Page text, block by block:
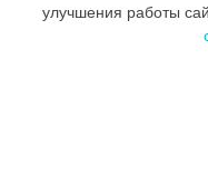
Цевкалюк Юлия Ивановна
улучшения работы